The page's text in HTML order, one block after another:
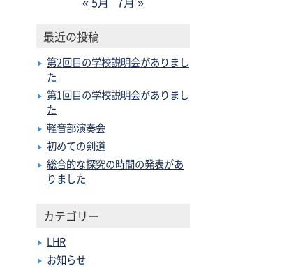
最近の投稿
第2回目の学校説明会がありまし
た
第1回目の学校説明会がありまし
た
軽音部演奏会
初めての剣道
総合的な探究の時間の発表があ
りました
カテゴリー
LHR
お知らせ